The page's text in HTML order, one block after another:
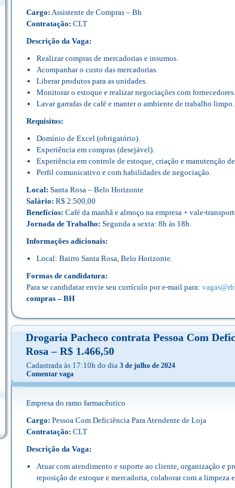
Cargo: Assistente de Compras – Bh
Contratação: CLT
Descrição da Vaga:
Realizar compras de mercadorias e insumos.
Acompanhar o custo das mercadorias.
Liberar produtos para as unidades.
Monitorar o estoque e realizar negociações com fornecedores.
Lavar garrafas de café e manter o ambiente de trabalho limpo.
Requisitos:
Domínio de Excel (obrigatório).
Experiência em compras (desejável).
Experiência em controle de estoque, criação e manutenção
Perfil comunicativo e com habilidades de negociação.
Local: Santa Rosa – Belo Horizonte
Salário: R$ 2.500,00
Benefícios: Café da manhã e almoço na empresa + vale-
Jornada de Trabalho: Segunda a sexta: 8h às 18h.
Informações adicionais:
Local: Bairro Santa Rosa, Belo Horizonte.
Formas de candidatura:
Para se candidatar envie seu currículo por e-mail para:
compras – BH
Drogaria Pacheco contrata Pessoa Com
Rosa – R$ 1.466,50
Cadastrada às 17:10h do dia 3 de julho de 2024
Comentar vaga
Empresa do ramo farmacêutico
Cargo: Pessoa Com Deficiência Para Atendente de Loja
Contratação: CLT
Descrição da Vaga:
Atuar com atendimento e suporte ao cliente, organização e
reposição de estoque e mercadoria, colaborar com a limpeza